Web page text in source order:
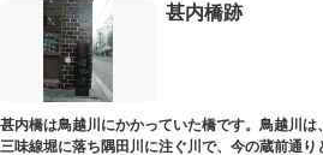
甚内橋跡
甚内橋は鳥越川にかかっていた橋です。鳥越川は
三味線堀に落ち隅田川に注ぐ川で、今の蔵前通り